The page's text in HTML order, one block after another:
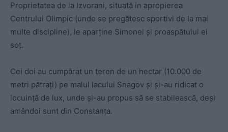
Proprietatea de la Izvorani, situată în apropierea
Centrului Olimpic (unde se pregătesc sportivi de la mai
multe discipline), le aparține Simonei și proaspătului ei
soț.
Cei doi au cumpărat un teren de un hectar (10.000 de
metri pătrați) pe malul lacului Snagov și și-au ridicat o
locuință de lux, unde și-au propus să se stabilească, deși
amândoi sunt din Constanța.